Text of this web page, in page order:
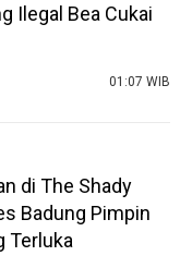
Ilegal Bea Cukai
01:07 WIB
di The Shady
Badung Pimpin
Terluka